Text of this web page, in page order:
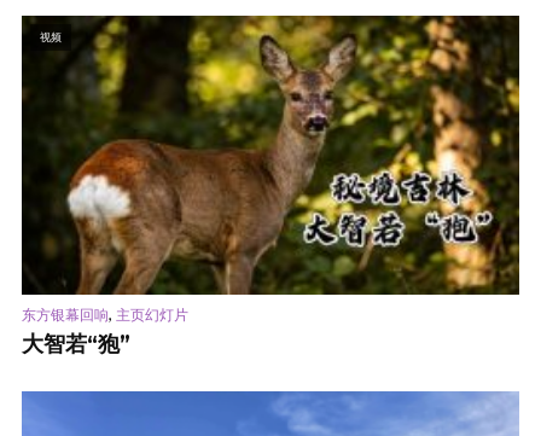
视频
东方银幕回响, 主页幻灯片
大智若“狍”